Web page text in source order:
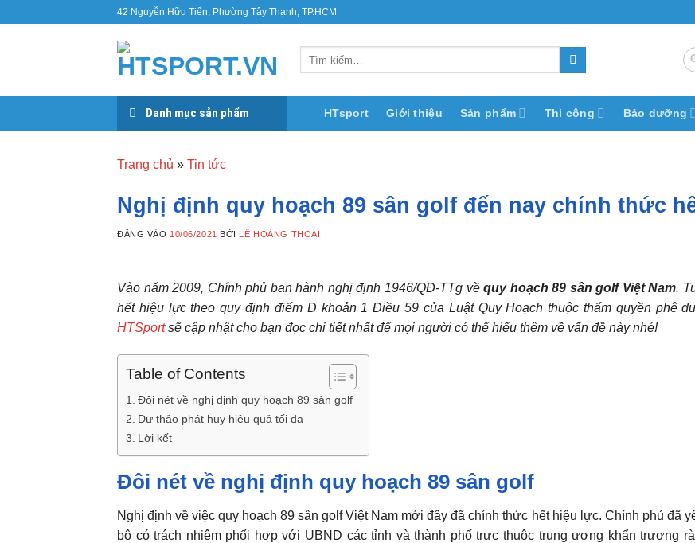
42 Nguyễn Hữu Tiến, Phường Tây Thạnh, TP.HCM
Danh mục sản phẩm HTsport Giới thiệu Sản phẩm Thi công Bảo dưỡng
Trang chủ » Tin tức
Nghị định quy hoạch 89 sân golf đến nay chính thức
ĐĂNG VÀO 10/06/2021 BỞI LÊ HOÀNG THOẠI
Vào năm 2009, Chính phủ ban hành nghị định 1946/QĐ-TTg vềquy hoạch 89 sân golf Việt Nam.
hết hiệu lực theo quy định điểm D khoản 1 Điều 59 của Luật Quy Hoạch thuộc thẩm quyền phê
HTSportsẽ cập nhật cho bạn đọc chi tiết nhất để mọi người có thể hiểu thêm về vấn đề này nhé!
Table of Contents
Đôi nét về nghị định quy hoạch 89 sân golf
Dự thảo phát huy hiệu quả tối đa
Lời kết
Đôi nét về nghị định quy hoạch 89 sân golf
Nghị định về việc quy hoạch 89 sân golf Việt Nam mới đây đã chính thức hết hiệu lực. Chính phủ đã
bộ có trách nhiệm phối hợp với UBND các tỉnh và thành phố trực thuộc trung ương khẩn trương